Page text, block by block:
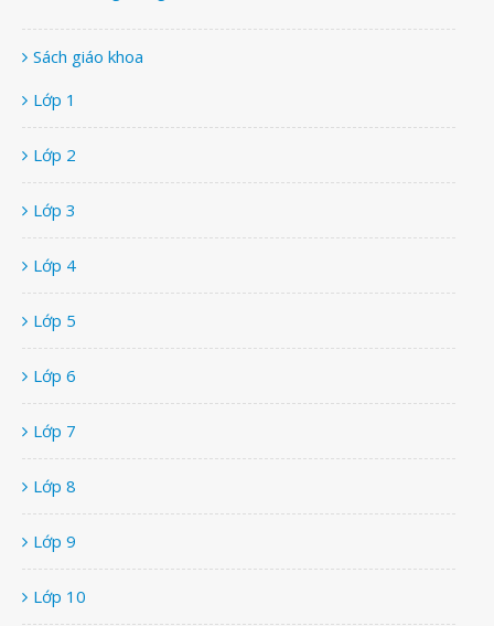
Sách giáo khoa
Lớp 1
Lớp 2
Lớp 3
Lớp 4
Lớp 5
Lớp 6
Lớp 7
Lớp 8
Lớp 9
Lớp 10